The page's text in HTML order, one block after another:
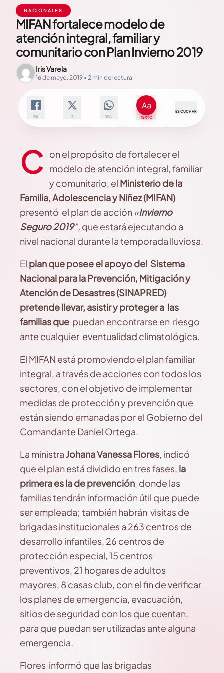
NACIONALES
MIFAN fortalece modelo de
atención integral, familiar y
comunitario con Plan Invierno 2019
Iris Varela
16 de mayo, 2019 • 2 min de lectura
FB X WA TEXTO
ESCUCHAR
C on el propósito de fortalecer el
modelo de atención integral, familiar
y comunitario, el Ministerio de la
Familia, Adolescencia y Niñez (MIFAN)
presentó el plan de acción «Invierno
Seguro 2019”, que estará ejecutando a
nivel nacional durante la temporada lluviosa.
El plan que posee el apoyo del Sistema
Nacional para la Prevención, Mitigación y
Atención de Desastres (SINAPRED)
pretende llevar, asistir y proteger a las
familias que puedan encontrarse en riesgo
ante cualquier eventualidad climatológica.
El MIFAN está promoviendo el plan familiar
integral, a través de acciones con todos los
sectores, con el objetivo de implementar
medidas de protección y prevención que
están siendo emanadas por el Gobierno del
Comandante Daniel Ortega.
La ministra Johana Vanessa Flores, indicó
que el plan está dividido en tres fases, la
primera es la de prevención, donde las
familias tendrán información útil que puede
ser empleada; también habrán visitas de
brigadas institucionales a 263 centros de
desarrollo infantiles, 26 centros de
protección especial, 15 centros
preventivos, 21 hogares de adultos
mayores, 8 casas club, con el fin de verificar
los planes de emergencia, evacuación,
sitios de seguridad con los que cuentan,
para que puedan ser utilizadas ante alguna
emergencia.
Flores informó que las brigadas